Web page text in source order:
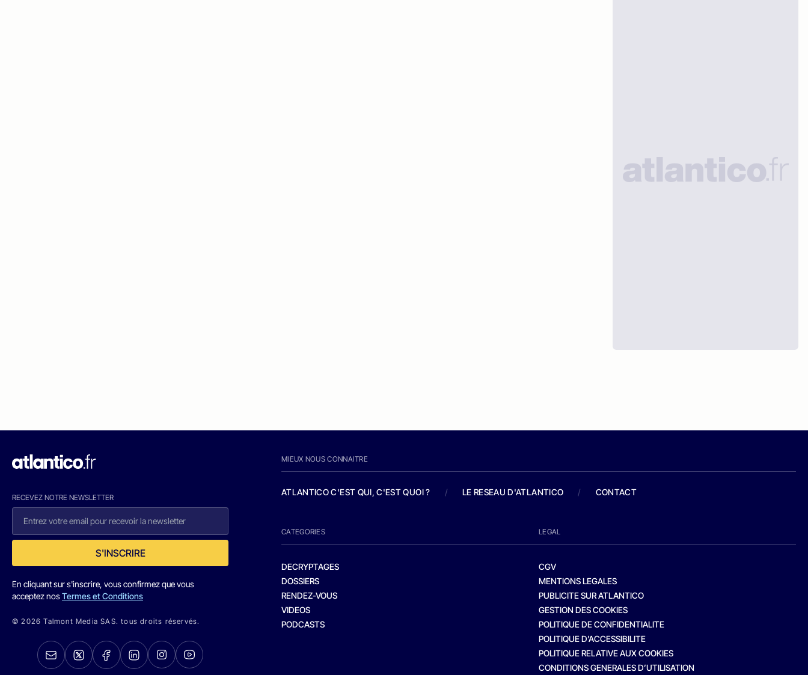
RECEVEZ NOTRE NEWSLETTER
S'INSCRIRE
En cliquant sur s'inscrire, vous confirmez que vous
acceptez nosTermes et Conditions
© 2026 Talmont Media SAS. tous droits réservés.
MIEUX NOUS CONNAITRE
ATLANTICO C'EST QUI, C'EST QUOI ? / LE RESEAU D'ATLANTICO / CONTACT
CATEGORIES
DECRYPTAGES
DOSSIERS
RENDEZ-VOUS
VIDEOS
PODCASTS
LEGAL
CGV
MENTIONS LEGALES
PUBLICITE SUR ATLANTICO
GESTION DES COOKIES
POLITIQUE DE CONFIDENTIALITE
POLITIQUE D’ACCESSIBILITE
POLITIQUE RELATIVE AUX COOKIES
CONDITIONS GENERALES D’UTILISATION